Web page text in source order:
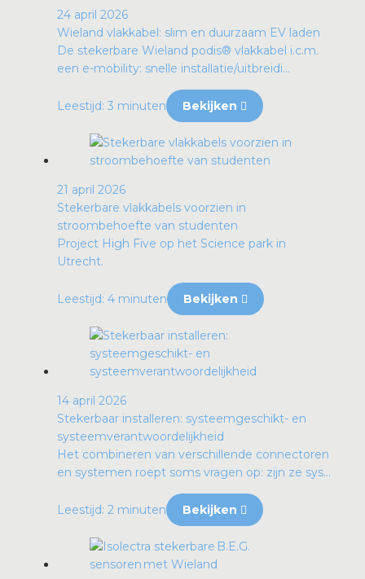
24 april 2026
Wieland vlakkabel: slim en duurzaam EV laden
De stekerbare Wieland podis® vlakkabel i.c.m.
een e-mobility: snelle installatie/uitbreidi...
Leestijd: 3 minuten Bekijken
21 april 2026
Stekerbare vlakkabels voorzien in
stroombehoefte van studenten
Project High Five op het Science park in
Utrecht.
Leestijd: 4 minuten Bekijken
14 april 2026
Stekerbaar installeren: systeemgeschikt- en
systeemverantwoordelijkheid
Het combineren van verschillende connectoren
en systemen roept soms vragen op: zijn ze sys...
Leestijd: 2 minuten Bekijken